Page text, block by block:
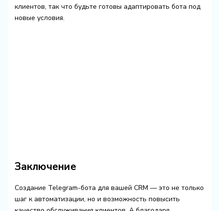
клиентов, так что будьте готовы адаптировать бота под
новые условия.
Заключение
Создание Telegram-бота для вашей CRM — это не только
шаг к автоматизации, но и возможность повысить